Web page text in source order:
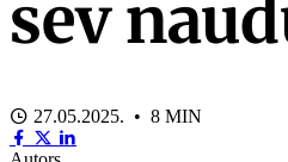
sev
27.05.2025. • 8 MIN